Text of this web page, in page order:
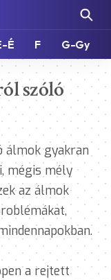
É F G-Gy
szóló
gyakran
mégis mély
az álmok
a rejtett